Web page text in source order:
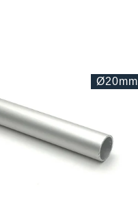
Ø20mm